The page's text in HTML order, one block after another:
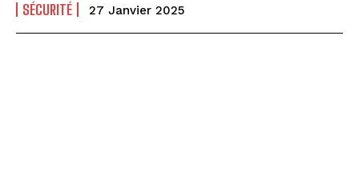
SÉCURITÉ 27 Janvier 2025